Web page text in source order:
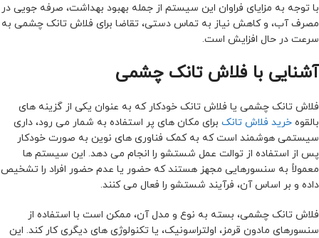
با توجه به مزایای فراوان این سیستم از جمله بهبود بهداشت، صرفه جویی در
مصرف آب، و کاهش نیاز به تماس دستی، تقاضا برای فلاش تانک چشمی به
سرعت در حال افزایش است.
آشنایی با فلاش تانک چشمی
فلاش تانک چشمی یا فلاش تانک خودکار که به عنوان یکی از گزینه های
بالقوه خرید فلاش تانک برای مکان های پر استفاده به شمار می رود، داری
سیستمی هوشمند است که به کمک فناوری های نوین به صورت خودکار
پس از استفاده از توالت عمل شستشو را انجام می دهد. این سیستم ها
معمولاً به سنسورهایی مجهز هستند که حضور یا عدم حضور افراد را تشخیص
داده و بر اساس آن، فرآیند شستشو را فعال می کنند.
فلاش تانک چشمی، بسته به نوع و مدل آن، ممکن است با استفاده از
سنسورهای مادون قرمز، اولتراسونیک، یا تکنولوژی های دیگری کار کند. این